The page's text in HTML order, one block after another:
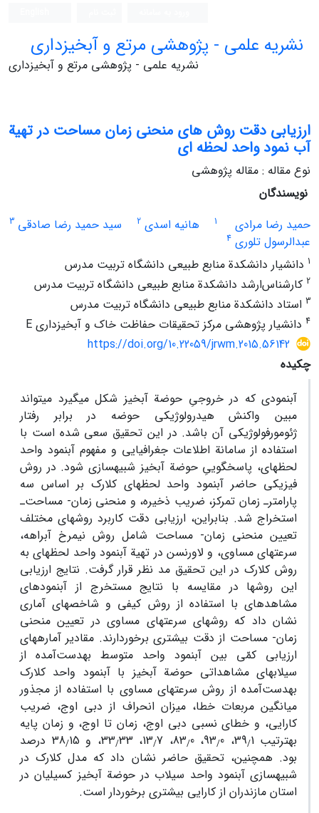
نشریه علمی - پژوهشی مرتع و آبخیزداری
نشریه علمی - پژوهشی مرتع و آبخیزداری
ارزیابی دقت روش‏ های منحنی زمان مساحت در تهیة
آب‏ نمود واحد لحظه‏ ای
نوع مقاله : مقاله پژوهشی
نویسندگان
حمید رضا مرادی
1 هانیه اسدی 2 سید حمید رضا صادقی 3
عبدالرسول تلوری 4
1 دانشیار دانشکدة منابع طبیعی دانشگاه تربیت مدرس
2 کارشناس‌ارشد دانشکدة منابع طبیعی دانشگاه تربیت مدرس
3 استاد دانشکدة منابع طبیعی دانشگاه تربیت مدرس
4 دانشیار پژوهشی مرکز تحقیقات حفاظت خاک و آبخیزداری E
https://doi.org/10.22059/jrwm.2015.56142
چکیده
آب‏نمودی که در خروجیِ حوضة آبخیز شکل می‏گیرد می‏تواند
مبین واکنش هیدرولوژیکی حوضه در برابر رفتار
ژئومورفولوژیکی آن باشد. در این تحقیق سعی شده است با
استفاده از سامانة اطلاعات جغرافیایی و مفهوم آب‏نمود واحد
لحظه‏ای، پاسخ‏گوییِ حوضة آبخیز شبیه‏سازی شود. در روش
فیزیکی حاضر آب‏نمود واحد لحظه‏ای کلارک بر اساس سه
پارامترـ زمان تمرکز، ضریب ذخیره، و منحنی زمان- مساحت‌ـ
استخراج شد. بنابراین، ارزیابی دقت کاربرد روش‏های مختلف
تعیین منحنی زمان- مساحت شامل روش نیمرخ آبراهه،
سرعت‏های مساوی، و لاورنسن در تهیة آب‏نمود واحد لحظه‏ای به
روش کلارک در این تحقیق مد نظر قرار گرفت. نتایج ارزیابی
این روش‏ها در مقایسه با نتایج مستخرج از آب‏نمودهای
مشاهده‏ای با استفاده از روش کیفی و شاخص‏های آماری
نشان داد که روش‏های سرعت‏های مساوی در تعیین منحنی
زمان- مساحت از دقت بیشتری برخوردارند. مقادیر آماره‏های
ارزیابی کمّی بین آب‏نمود واحد متوسط به‏دست‌آمده از
سیلاب‏های مشاهداتی حوضة آبخیز با آب‏نمود واحد کلارک
به‏دست‌آمده از روش سرعت‏های مساوی با استفاده از مجذور
میانگین مربعات خطا، میزان انحراف از دبی اوج، ضریب
کارایی، و خطای نسبی دبی اوج، زمان تا اوج، و زمان پایه
به‏ترتیب 39 /1، 93 /0، 83 /0، 13 /7، 33 /33، و 38 /
15 درصد
بود. همچنین، تحقیق حاضر نشان داد که مدل کلارک در
شبیه‏سازی آب‏نمود واحد سیلاب در حوضة آبخیز کسیلیان در
استان مازندران از کارایی بیشتری برخوردار است.